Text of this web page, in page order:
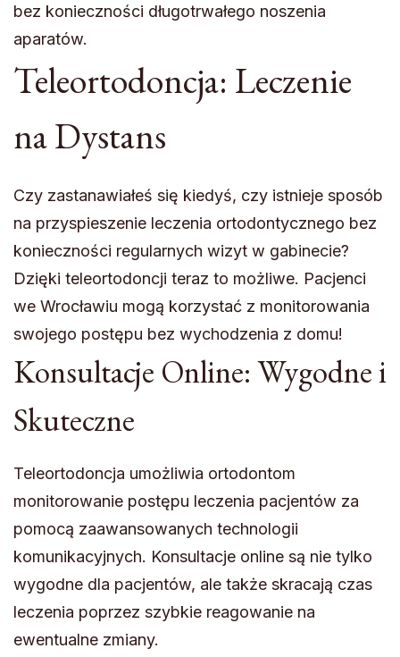
bez konieczności długotrwałego noszenia
aparatów.
Teleortodoncja: Leczenie
na Dystans
Czy zastanawiałeś się kiedyś, czy istnieje sposób
na przyspieszenie leczenia ortodontycznego bez
konieczności regularnych wizyt w gabinecie?
Dzięki teleortodoncji teraz to możliwe. Pacjenci
we Wrocławiu mogą korzystać z monitorowania
swojego postępu bez wychodzenia z domu!
Konsultacje Online: Wygodne i
Skuteczne
Teleortodoncja umożliwia ortodontom
monitorowanie postępu leczenia pacjentów za
pomocą zaawansowanych technologii
komunikacyjnych. Konsultacje online są nie tylko
wygodne dla pacjentów, ale także skracają czas
leczenia poprzez szybkie reagowanie na
ewentualne zmiany.